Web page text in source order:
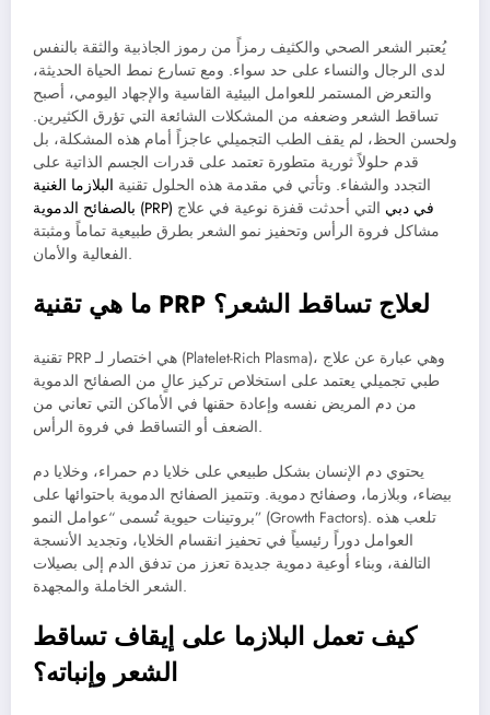
يُعتبر الشعر الصحي والكثيف رمزاً من رموز الجاذبية والثقة بالنفس
لدى الرجال والنساء على حد سواء. ومع تسارع نمط الحياة الحديثة،
والتعرض المستمر للعوامل البيئية القاسية والإجهاد اليومي، أصبح
تساقط الشعر وضعفه من المشكلات الشائعة التي تؤرق الكثيرين.
ولحسن الحظ، لم يقف الطب التجميلي عاجزاً أمام هذه المشكلة، بل
قدم حلولاً ثورية متطورة تعتمد على قدرات الجسم الذاتية على
التجدد والشفاء. وتأتي في مقدمة هذه الحلول تقنية البلازما الغنية
بالصفائح الدموية (PRP) في دبي التي أحدثت قفزة نوعية في علاج
مشاكل فروة الرأس وتحفيز نمو الشعر بطرق طبيعية تماماً ومثبتة
الفعالية والأمان.
ما هي تقنية PRP لعلاج تساقط الشعر؟
تقنية PRP هي اختصار لـ (Platelet-Rich Plasma)، وهي عبارة عن علاج
طبي تجميلي يعتمد على استخلاص تركيز عالٍ من الصفائح الدموية
من دم المريض نفسه وإعادة حقنها في الأماكن التي تعاني من
الضعف أو التساقط في فروة الرأس.
يحتوي دم الإنسان بشكل طبيعي على خلايا دم حمراء، وخلايا دم
بيضاء، وبلازما، وصفائح دموية. وتتميز الصفائح الدموية باحتوائها على
بروتينات حيوية تُسمى “عوامل النمو” (Growth Factors). تلعب هذه
العوامل دوراً رئيسياً في تحفيز انقسام الخلايا، وتجديد الأنسجة
التالفة، وبناء أوعية دموية جديدة تعزز من تدفق الدم إلى بصيلات
الشعر الخاملة والمجهدة.
كيف تعمل البلازما على إيقاف تساقط
الشعر وإنباته؟